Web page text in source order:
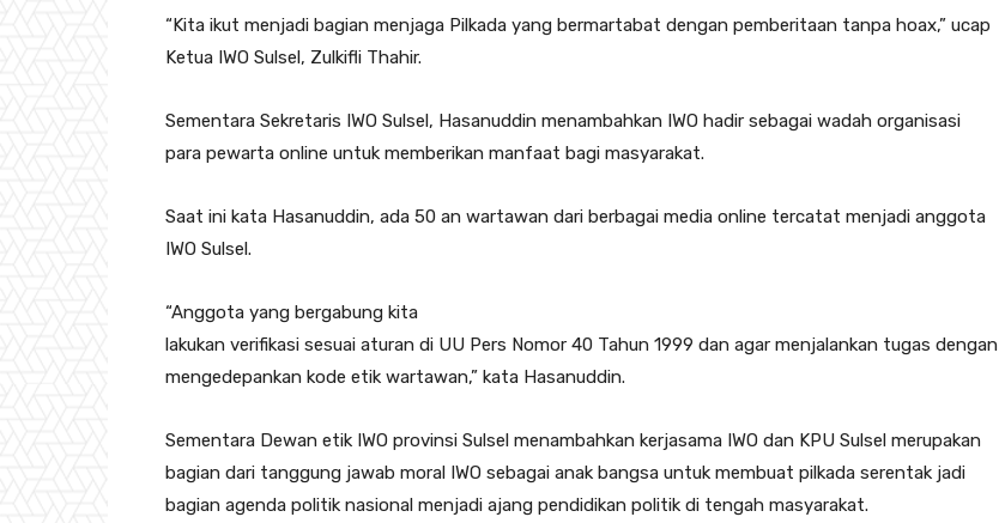
“Kita ikut menjadi bagian menjaga Pilkada yang bermartabat dengan pemberitaan tanpa hoax,” ucap
Ketua IWO Sulsel, Zulkifli Thahir.
Sementara Sekretaris IWO Sulsel, Hasanuddin menambahkan IWO hadir sebagai wadah organisasi
para pewarta online untuk memberikan manfaat bagi masyarakat.
Saat ini kata Hasanuddin, ada 50 an wartawan dari berbagai media online tercatat menjadi anggota
IWO Sulsel.
“Anggota yang bergabung kita
lakukan verifikasi sesuai aturan di UU Pers Nomor 40 Tahun 1999 dan agar menjalankan tugas dengan
mengedepankan kode etik wartawan,” kata Hasanuddin.
Sementara Dewan etik IWO provinsi Sulsel menambahkan kerjasama IWO dan KPU Sulsel merupakan
bagian dari tanggung jawab moral IWO sebagai anak bangsa untuk membuat pilkada serentak jadi
bagian agenda politik nasional menjadi ajang pendidikan politik di tengah masyarakat.